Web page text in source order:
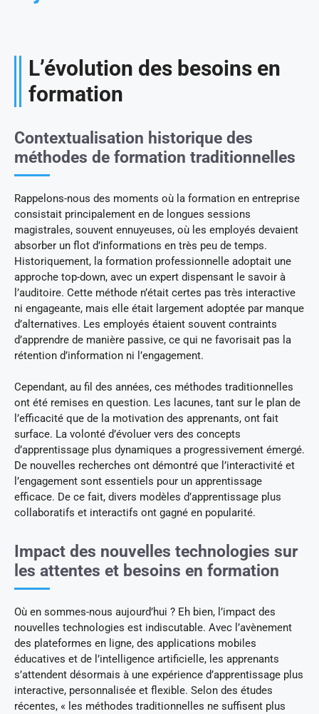
L’évolution des besoins en
formation
Contextualisation historique des
méthodes de formation traditionnelles
Rappelons-nous des moments où la formation en entreprise
consistait principalement en de longues sessions
magistrales, souvent ennuyeuses, où les employés devaient
absorber un flot d’informations en très peu de temps.
Historiquement, la formation professionnelle adoptait une
approche top-down, avec un expert dispensant le savoir à
l’auditoire. Cette méthode n’était certes pas très interactive
ni engageante, mais elle était largement adoptée par manque
d’alternatives. Les employés étaient souvent contraints
d’apprendre de manière passive, ce qui ne favorisait pas la
rétention d’information ni l’engagement.
Cependant, au fil des années, ces méthodes traditionnelles
ont été remises en question. Les lacunes, tant sur le plan de
l’efficacité que de la motivation des apprenants, ont fait
surface. La volonté d’évoluer vers des concepts
d’apprentissage plus dynamiques a progressivement émergé.
De nouvelles recherches ont démontré que l’interactivité et
l’engagement sont essentiels pour un apprentissage
efficace. De ce fait, divers modèles d’apprentissage plus
collaboratifs et interactifs ont gagné en popularité.
Impact des nouvelles technologies sur
les attentes et besoins en formation
Où en sommes-nous aujourd’hui ? Eh bien, l’impact des
nouvelles technologies est indiscutable. Avec l’avènement
des plateformes en ligne, des applications mobiles
éducatives et de l’intelligence artificielle, les apprenants
s’attendent désormais à une expérience d’apprentissage plus
interactive, personnalisée et flexible. Selon des études
récentes, « les méthodes traditionnelles ne suffisent plus